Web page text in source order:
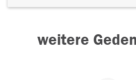
weitere